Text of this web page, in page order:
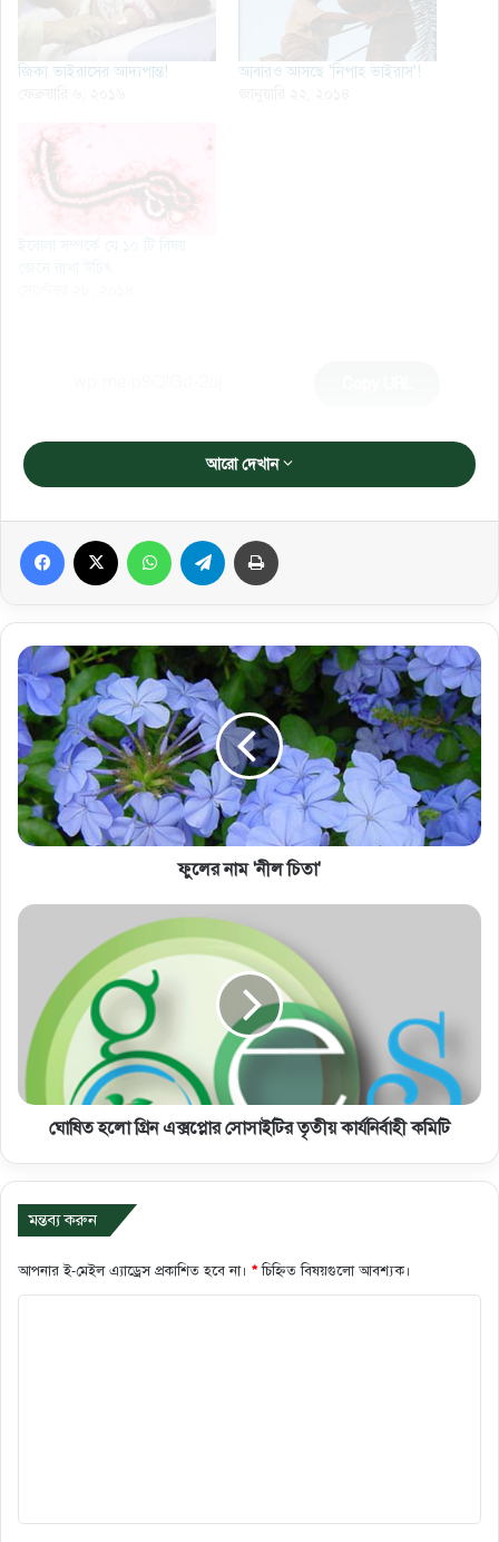
জিকা ভাইরাসের আদ্যপান্ত!
আবারও আসছে 'নিপাহ ভাইরাস'!
আরো দেখান
ফুলের নাম 'নীল চিতা'
ঘোষিত হলো গ্রিন এক্সপ্লোর সোসাইটির তৃতীয় কার্যনির্বাহী কমিটি
মন্তব্য করুন
আপনার ই-মেইল এ্যাড্রেস প্রকাশিত হবে না। *চিহ্নিত বিষয়গুলো আবশ্যক।